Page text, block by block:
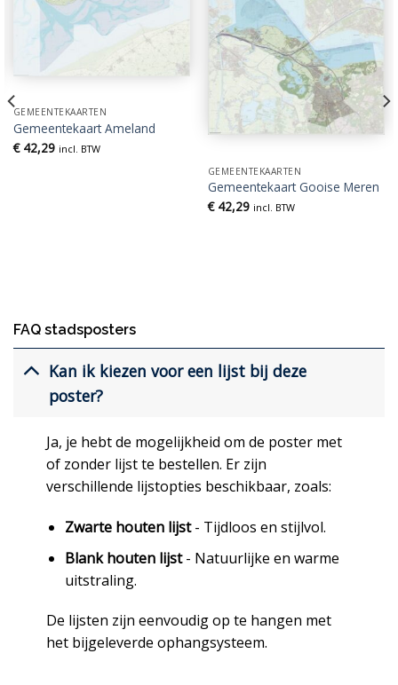
GEMEENTEKAARTEN
Gemeentekaart Ameland
€42,29 incl. BTW
GEMEENTEKAARTEN
Gemeentekaart Gooise Meren
€42,29 incl. BTW
FAQ stadsposters
Kan ik kiezen voor een lijst bij deze
poster?
Ja, je hebt de mogelijkheid om de poster met
of zonder lijst te bestellen. Er zijn
verschillende lijstopties beschikbaar, zoals:
Zwarte houten lijst- Tijdloos en stijlvol.
Blank houten lijst- Natuurlijke en warme
uitstraling.
De lijsten zijn eenvoudig op te hangen met
het bijgeleverde ophangsysteem.